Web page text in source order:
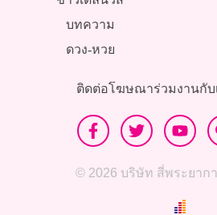
บทความ
ดวง-หวย
ติดต่อโฆษณาร่วมงานกับ
© 2026 บริษัท สี่พระยาก